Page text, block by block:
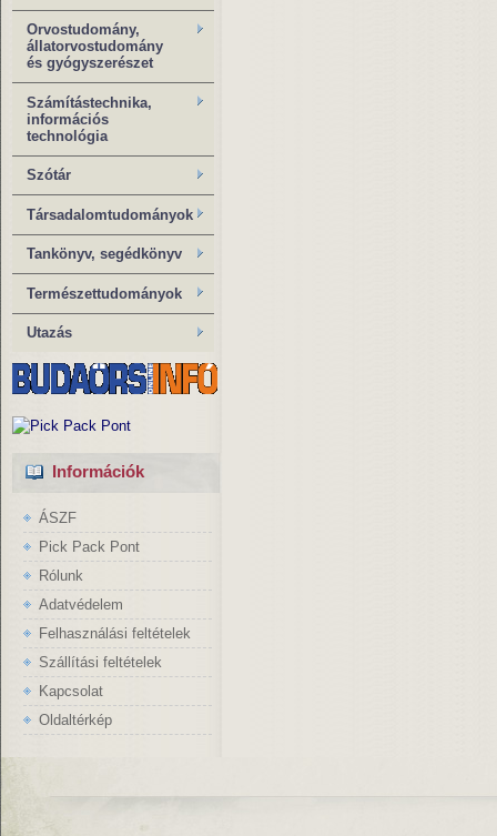
Orvostudomány,
állatorvostudomány
és gyógyszerészet
Számítástechnika,
információs
technológia
Szótár
Társadalomtudományok
Tankönyv, segédkönyv
Természettudományok
Utazás
Információk
ÁSZF
Pick Pack Pont
Rólunk
Adatvédelem
Felhasználási feltételek
Szállítási feltételek
Kapcsolat
Oldaltérkép